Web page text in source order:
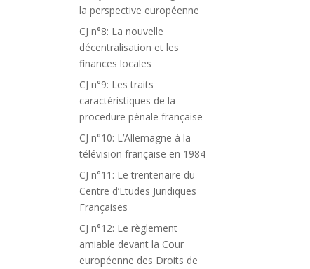
la perspective européenne
CJ n°8: La nouvelle
décentralisation et les
finances locales
CJ n°9: Les traits
caractéristiques de la
procedure pénale française
CJ n°10: L’Allemagne à la
télévision française en 1984
CJ n°11: Le trentenaire du
Centre d’Etudes Juridiques
Françaises
CJ n°12: Le règlement
amiable devant la Cour
européenne des Droits de